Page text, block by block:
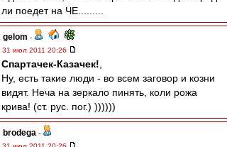
ли поедет на ЧЕ.........
gelom -
31 июл 2011 20:26
Спартачек-Казачек!
Ну, есть такие люди - во всем заговор и козни
видят. Неча на зеркало пинять, коли рожа
крива! (ст. рус. пог.) ))))))
brodega -